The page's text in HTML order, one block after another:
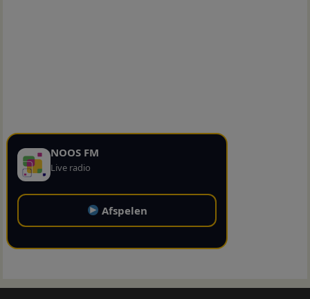
NOOS FM
Live radio
Afspelen